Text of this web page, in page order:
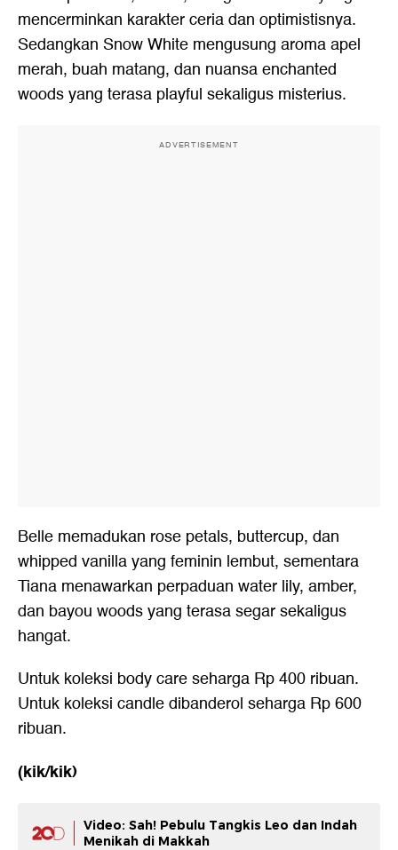
mencerminkan karakter ceria dan optimistisnya.
Sedangkan Snow White mengusung aroma apel
merah, buah matang, dan nuansa enchanted
woods yang terasa playful sekaligus misterius.
ADVERTISEMENT
Belle memadukan rose petals, buttercup, dan
whipped vanilla yang feminin lembut, sementara
Tiana menawarkan perpaduan water lily, amber,
dan bayou woods yang terasa segar sekaligus
hangat.
Untuk koleksi body care seharga Rp 400 ribuan.
Untuk koleksi candle dibanderol seharga Rp 600
ribuan.
(kik/kik)
Video: Sah! Pebulu Tangkis Leo dan Indah
Menikah di Makkah